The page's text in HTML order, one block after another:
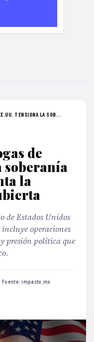
TENSIONA LA SOB...
de
soberanía
la
de Estados Unidos
operaciones
presión política que
·Fuente:impacto.mx